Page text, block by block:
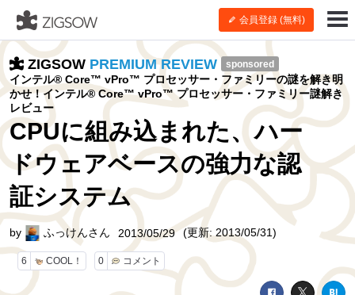
会員登録 (無料)
ZIGSOW PREMIUM REVIEW sponsored
インテル® Core™ vPro™ プロセッサー・ファミリーの謎を解き明
かせ！インテル® Core™ vPro™ プロセッサー・ファミリー謎解き
レビュー
CPUに組み込まれた、ハー
ドウェアベースの強力な認
証システム
6 COOL！ 0 コメント
by ふっけんさん 2013/05/29 (更新: 2013/05/31)